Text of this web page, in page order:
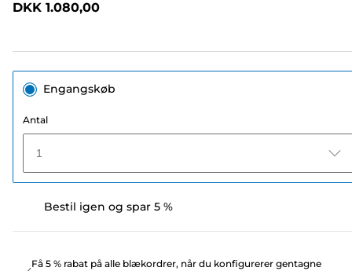
DKK 1.080,00
Engangskøb
Antal
1
Bestil igen og spar 5 %
Få 5 % rabat på alle blækordrer, når du konfigurerer gentagne